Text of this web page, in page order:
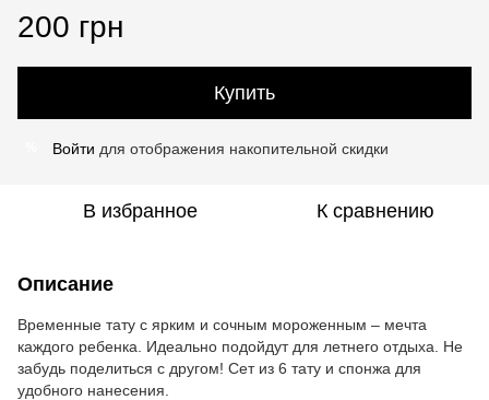
200 грн
Купить
Войти для отображения накопительной скидки
В избранное К сравнению
Описание
Временные тату с ярким и сочным мороженным – мечта
каждого ребенка. Идеально подойдут для летнего отдыха. Не
забудь поделиться с другом! Сет из 6 тату и спонжа для
удобного нанесения.